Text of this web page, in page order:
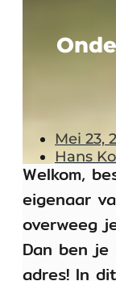
Mei 23,
Hans
Welkom,
eigenaar
overweeg
Dan ben
adres! In